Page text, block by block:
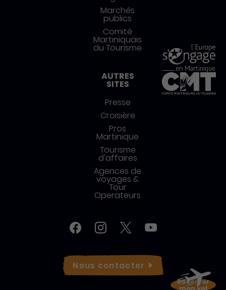
Réserver
Marchés
publics
Comité
Martiniquais
du Tourisme
AUTRES
SITES
Presse
Croisière
Pros
Martinique
Tourisme
d'affaires
Agences de
voyages &
Tour
Operateurs
FacebookInstagramTwitterYouTube
Nous contacter